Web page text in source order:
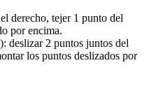
derecho, tejer 1 punto del
por encima.
deslizar 2 puntos juntos del
los puntos deslizados por